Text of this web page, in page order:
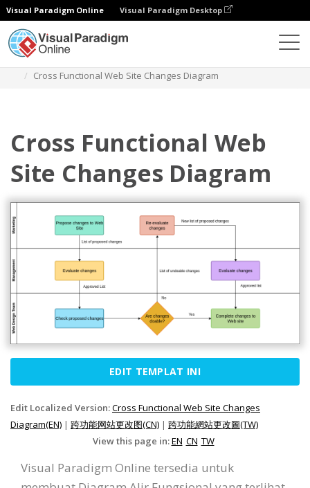
Visual Paradigm Online Visual Paradigm Desktop
Cross Functional Web Site Changes Diagram
Cross Functional Web
Site Changes Diagram
EDIT TEMPLAT INI
Edit Localized Version:Cross Functional Web Site Changes
Diagram(EN) | 跨功能网站更改图(CN) | 跨功能網站更改圖(TW)
View this page in:EN CN TW
Visual Paradigm Online tersedia untuk